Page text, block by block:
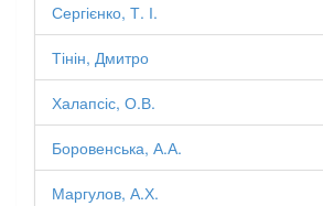
Сергієнко, Т. І.
Тінін, Дмитро
Халапсіс, О.В.
Боровенська, А.А.
Маргулов, А.Х.